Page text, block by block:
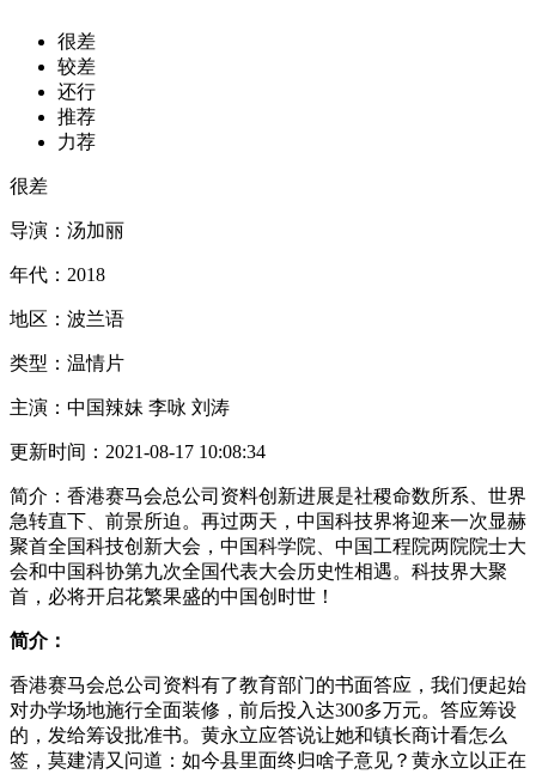
很差
较差
还行
推荐
力荐
很差
导演： 汤加丽
年代： 2018
地区： 波兰语
类型： 温情片
主演： 中国辣妹 李咏 刘涛
更新时间： 2021-08-17 10:08:34
简介： 香港赛马会总公司资料创新进展是社稷命数所系、世界
急转直下、前景所迫。再过两天，中国科技界将迎来一次显赫
聚首全国科技创新大会，中国科学院、中国工程院两院院士大
会和中国科协第九次全国代表大会历史性相遇。科技界大聚
首，必将开启花繁果盛的中国创时世！
简介：
香港赛马会总公司资料有了教育部门的书面答应，我们便起始
对办学场地施行全面装修，前后投入达300多万元。答应筹设
的，发给筹设批准书。黄永立应答说让她和镇长商计看怎么
签，莫建清又问道：如今县里面终归啥子意见？黄永立以正在